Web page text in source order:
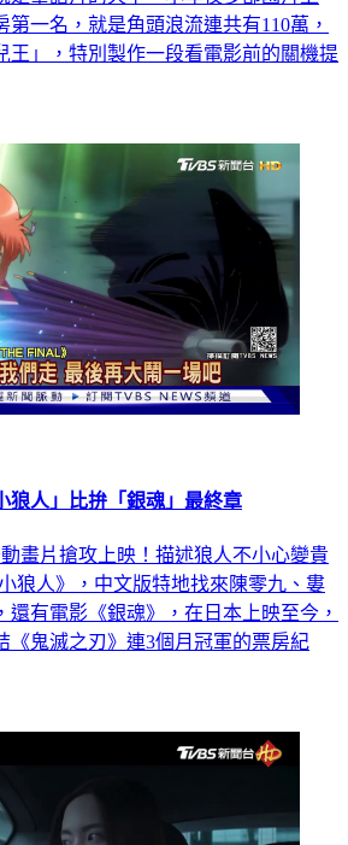
第一名，就是角頭浪流連共有110萬，
王」，特別製作一段看電影前的關機提
人」比拚「銀魂」最終章
畫片搶攻上映！描述狼人不小心變貴
狼人》，中文版特地找來陳零九、婁
還有電影《銀魂》，在日本上映至今，
《鬼滅之刃》連3個月冠軍的票房紀